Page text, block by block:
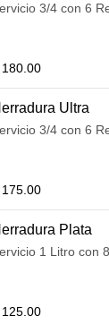
3/4 con 6
Ultra
3/4 con 6
Plata
1 Litro con